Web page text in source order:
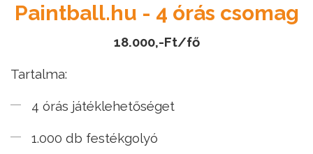
Paintball.hu - 4 órás csomag
18.000,-Ft/fő
Tartalma:
4 órás játéklehetőséget
1.000 db festékgolyó